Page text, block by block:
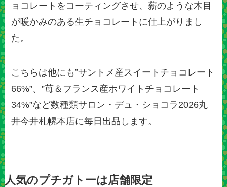
ョコレートをコーティングさせ、薪のような木目
が暖かみのある生チョコレートに仕上がりまし
た。
こちらは他にも”サントメ産スイートチョコレート
66%”、”苺＆フランス産ホワイトチョコレート
34%”など数種類サロン・デュ・ショコラ2026丸
井今井札幌本店に毎日出品します。
人気のプチガトーは店舗限定